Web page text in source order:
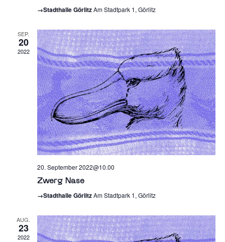
→Stadthalle GörlitzAm Stadtpark 1, Görlitz
SEP.
20
2022
20. September 2022@10.00
Zwerg Nase
→Stadthalle GörlitzAm Stadtpark 1, Görlitz
AUG.
23
2022